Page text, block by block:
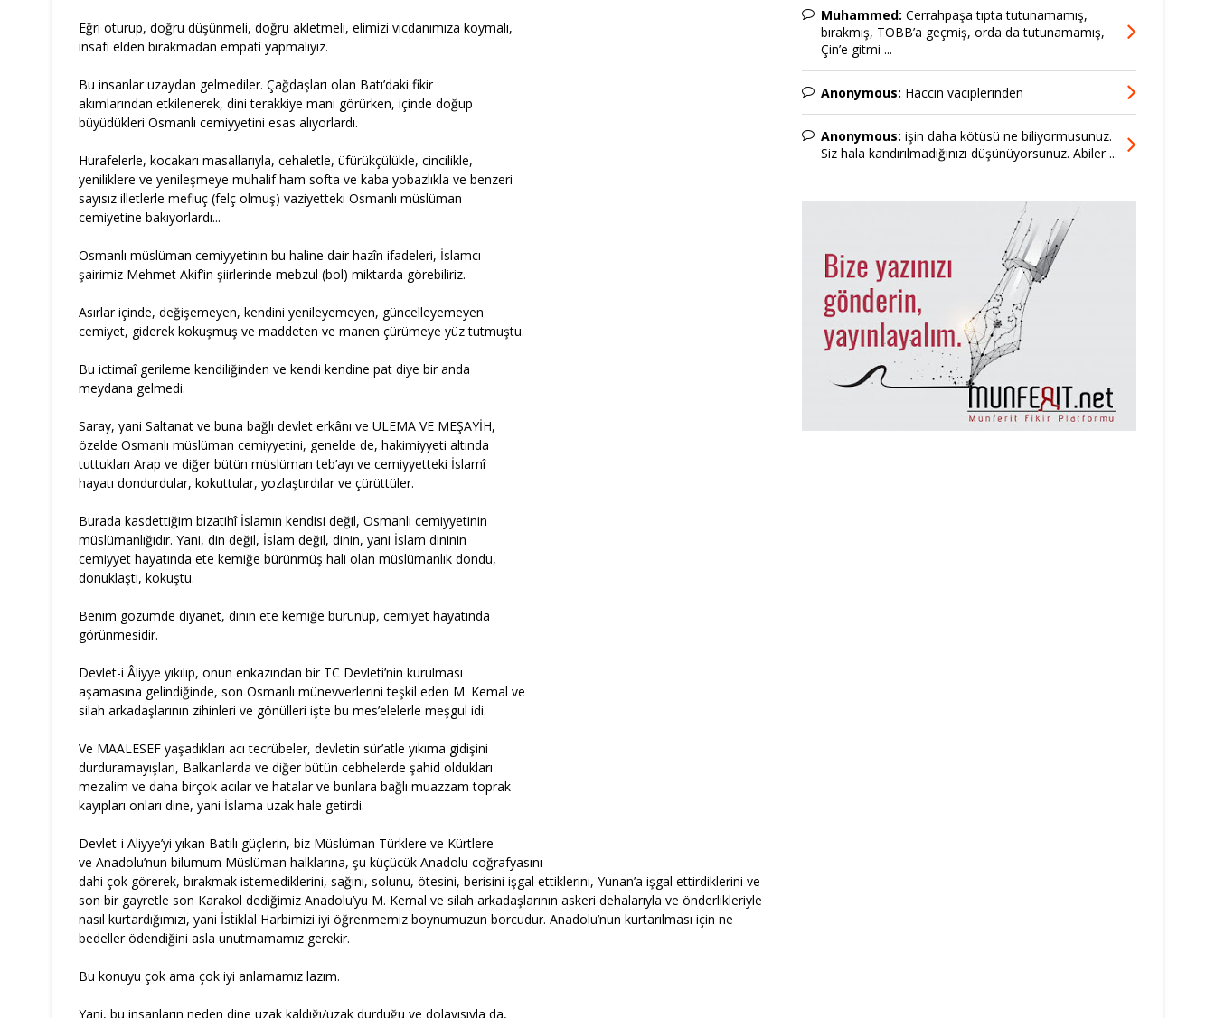
Eğri oturup, doğru düşünmeli, doğru akletmeli, elimizi vicdanımıza koymalı,
insafı elden bırakmadan empati yapmalıyız.
Bu insanlar uzaydan gelmediler. Çağdaşları olan Batı’daki fikir
akımlarından etkilenerek, dini terakkiye mani görürken, içinde doğup
büyüdükleri Osmanlı cemiyyetini esas alıyorlardı.
Hurafelerle, kocakarı masallarıyla, cehaletle, üfürükçülükle, cincilikle,
yeniliklere ve yenileşmeye muhalif ham softa ve kaba yobazlıkla ve benzeri
sayısız illetlerle mefluç (felç olmuş) vaziyetteki Osmanlı müslüman
cemiyetine bakıyorlardı...
Osmanlı müslüman cemiyyetinin bu haline dair hazîn ifadeleri, İslamcı
şairimiz Mehmet Akif’in şiirlerinde mebzul (bol) miktarda görebiliriz.
Asırlar içinde, değişemeyen, kendini yenileyemeyen, güncelleyemeyen
cemiyet, giderek kokuşmuş ve maddeten ve manen çürümeye yüz tutmuştu.
Bu ictimaî gerileme kendiliğinden ve kendi kendine pat diye bir anda
meydana gelmedi.
Saray, yani Saltanat ve buna bağlı devlet erkânı ve ULEMA VE MEŞAYİH,
özelde Osmanlı müslüman cemiyyetini, genelde de, hakimiyyeti altında
tuttukları Arap ve diğer bütün müslüman teb’ayı ve cemiyyetteki İslamî
hayatı dondurdular, kokuttular, yozlaştırdılar ve çürüttüler.
Burada kasdettiğim bizatihî İslamın kendisi değil, Osmanlı cemiyyetinin
müslümanlığıdır. Yani, din değil, İslam değil, dinin, yani İslam dininin
cemiyyet hayatında ete kemiğe bürünmüş hali olan müslümanlık dondu,
donuklaştı, kokuştu.
Benim gözümde diyanet, dinin ete kemiğe bürünüp, cemiyet hayatında
görünmesidir.
Devlet-i Âliyye yıkılıp, onun enkazından bir TC Devleti’nin kurulması
aşamasına gelindiğinde, son Osmanlı münevverlerini teşkil eden M. Kemal ve
silah arkadaşlarının zihinleri ve gönülleri işte bu mes’elelerle meşgul idi.
Ve MAALESEF yaşadıkları acı tecrübeler, devletin sür’atle yıkıma gidişini
durduramayışları, Balkanlarda ve diğer bütün cebhelerde şahid oldukları
mezalim ve daha birçok acılar ve hatalar ve bunlara bağlı muazzam toprak
kayıpları onları dine, yani İslama uzak hale getirdi.
Devlet-i Aliyye’yi yıkan Batılı güçlerin, biz Müslüman Türklere ve Kürtlere
ve Anadolu’nun bilumum Müslüman halklarına, şu küçücük Anadolu coğrafyasını
dahi çok görerek, bırakmak istemediklerini, sağını, solunu, ötesini, berisini işgal ettiklerini, Yunan’a işgal ettirdiklerini ve
son bir gayretle son Karakol dediğimiz Anadolu’yu M. Kemal ve silah arkadaşlarının askeri dehalarıyla ve önderlikleriyle
nasıl kurtardığımızı, yani İstiklal Harbimizi iyi öğrenmemiz boynumuzun borcudur. Anadolu’nun kurtarılması için ne
bedeller ödendiğini asla unutmamamız gerekir.
Bu konuyu çok ama çok iyi anlamamız lazım.
Yani, bu insanların neden dine uzak kaldığı/uzak durduğu ve dolayısıyla da,
Muhammed: Cerrahpaşa tıpta tutunamamış,
bırakmış, TOBB’a geçmiş, orda da tutunamamış,
Çin’e gitmi ...
Anonymous: Haccin vaciplerinden
Anonymous: işin daha kötüsü ne biliyormusunuz.
Siz hala kandırılmadığınızı düşünüyorsunuz. Abiler ...